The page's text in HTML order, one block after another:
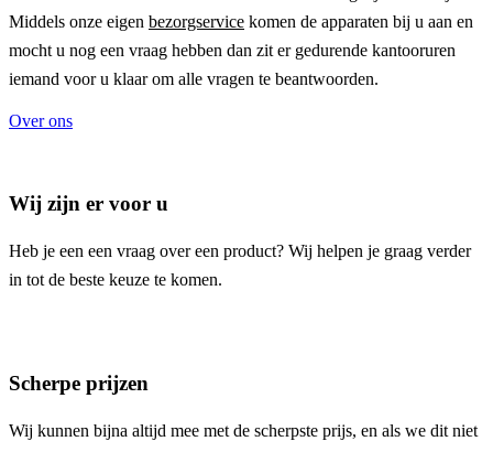
Middels onze eigen bezorgservice komen de apparaten bij u aan en
mocht u nog een vraag hebben dan zit er gedurende kantooruren
iemand voor u klaar om alle vragen te beantwoorden.
Over ons
Wij zijn er voor u
Heb je een een vraag over een product? Wij helpen je graag verder
in tot de beste keuze te komen.
Scherpe prijzen
Wij kunnen bijna altijd mee met de scherpste prijs, en als we dit niet